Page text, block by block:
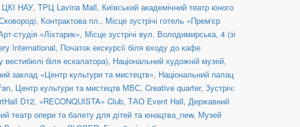
ЦКІ НАУ, ТРЦ Lavina Mall, Київський академічний театр юного
Контрактова пл., Місце зустрічі готель «Прем'єр
студія «Ліхтарик», Місце зустрічі вул. Володимирська, 4 (зі
International, Початок екскурсії біля входу до кафе
біля ескалатора), Національний художній музей,
заклад «Центр культури та мистецтв», Національний палац
, Центр культури та мистецтв МВС, Creative quarter, Зустріч:
D12, «RECONQUISTA» Club, ТАО Event Hall, Державний
театр опери та балету для дітей та юнацтва_new, Музей